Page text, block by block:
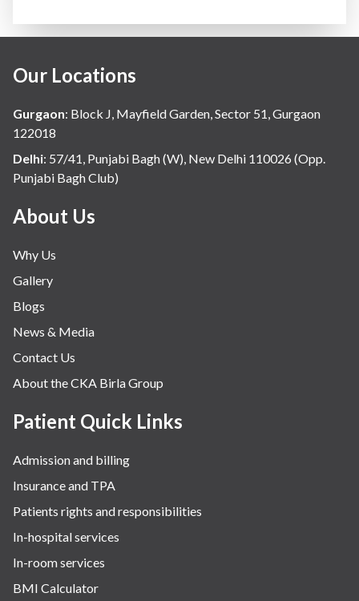
Our Locations
Gurgaon: Block J, Mayfield Garden, Sector 51, Gurgaon
122018
Delhi: 57/41, Punjabi Bagh (W), New Delhi 110026 (Opp.
Punjabi Bagh Club)
About Us
Why Us
Gallery
Blogs
News & Media
Contact Us
About the CKA Birla Group
Patient Quick Links
Admission and billing
Insurance and TPA
Patients rights and responsibilities
In-hospital services
In-room services
BMI Calculator